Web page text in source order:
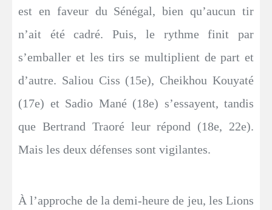
est en faveur du Sénégal, bien qu’aucun tir
n’ait été cadré. Puis, le rythme finit par
s’emballer et les tirs se multiplient de part et
d’autre. Saliou Ciss (15e), Cheikhou Kouyaté
(17e) et Sadio Mané (18e) s’essayent, tandis
que Bertrand Traoré leur répond (18e, 22e).
Mais les deux défenses sont vigilantes.
À l’approche de la demi-heure de jeu, les Lions